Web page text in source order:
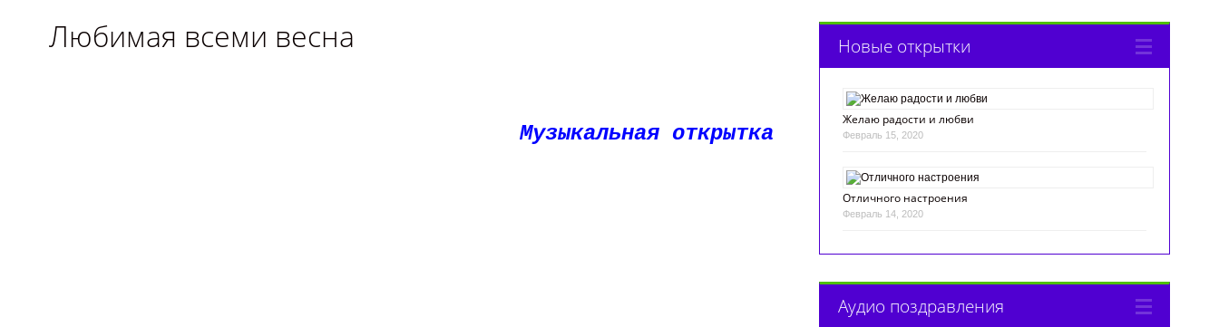
Любимая всеми весна
Музыкальная открытка
Новые открытки
Желаю радости и любви
Февраль 15, 2020
Отличного настроения
Февраль 14, 2020
Аудио поздравления